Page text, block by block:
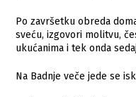
Po završetku obreda
sveću, izgovori molitvu,
ukućanima i tek onda
Na Badnje veče jede se